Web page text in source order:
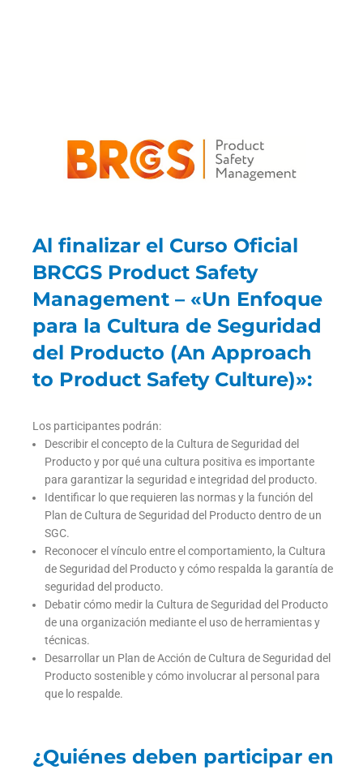
Al finalizar el Curso Oficial
BRCGS Product Safety
Management – «Un Enfoque
para la Cultura de Seguridad
del Producto (An Approach
to Product Safety Culture)»:
Los participantes podrán:
Describir el concepto de la Cultura de Seguridad del
Producto y por qué una cultura positiva es importante
para garantizar la seguridad e integridad del producto.
Identificar lo que requieren las normas y la función del
Plan de Cultura de Seguridad del Producto dentro de un
SGC.
Reconocer el vínculo entre el comportamiento, la Cultura
de Seguridad del Producto y cómo respalda la garantía de
seguridad del producto.
Debatir cómo medir la Cultura de Seguridad del Producto
de una organización mediante el uso de herramientas y
técnicas.
Desarrollar un Plan de Acción de Cultura de Seguridad del
Producto sostenible y cómo involucrar al personal para
que lo respalde.
¿Quiénes deben participar en